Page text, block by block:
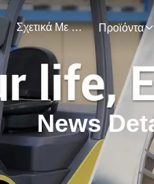
Σχετικά Με Εμάς Προϊόντα
News